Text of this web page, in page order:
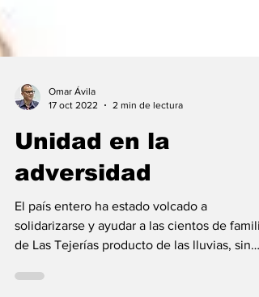
Unidad en la
adversidad
El país entero ha estado volcado a
solidarizarse y ayudar a las cientos de